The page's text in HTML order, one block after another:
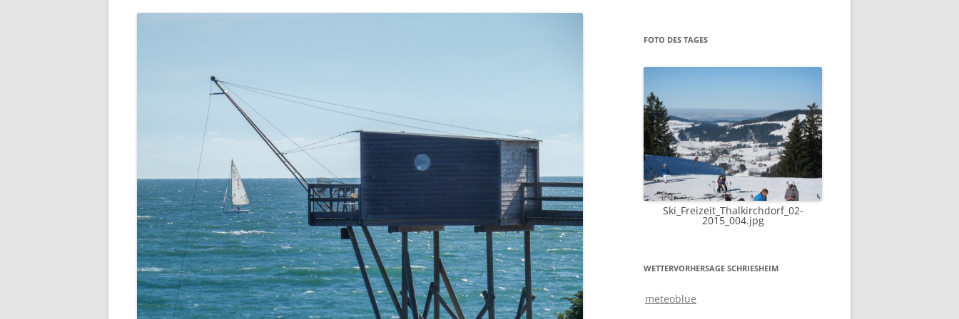
FOTO DES TAGES
Ski_Freizeit_Thalkirchdorf_02-
2015_004.jpg
WETTERVORHERSAGE SCHRIESHEIM
meteoblue